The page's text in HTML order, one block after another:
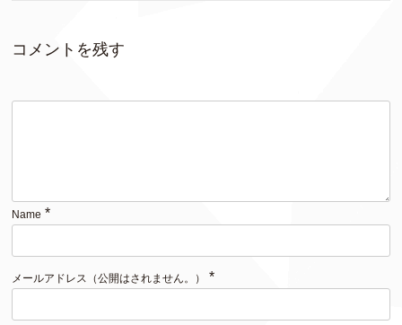
コメントを残す
Name *
メールアドレス（公開はされません。） *